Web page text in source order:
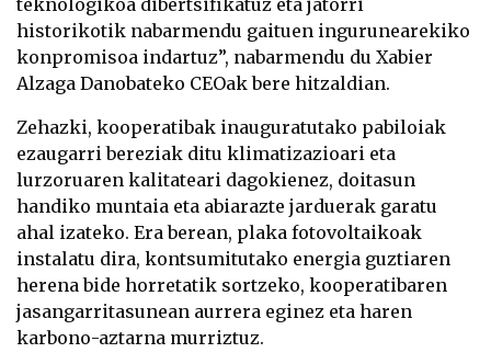
historikotik nabarmendu gaituen ingurunearekiko
konpromisoa indartuz”, nabarmendu du Xabier
Alzaga Danobateko CEOak bere hitzaldian.
Zehazki, kooperatibak inauguratutako pabiloiak
ezaugarri bereziak ditu klimatizazioari eta
lurzoruaren kalitateari dagokienez, doitasun
handiko muntaia eta abiarazte jarduerak garatu
ahal izateko. Era berean, plaka fotovoltaikoak
instalatu dira, kontsumitutako energia guztiaren
herena bide horretatik sortzeko, kooperatibaren
jasangarritasunean aurrera eginez eta haren
karbono-aztarna murriztuz.